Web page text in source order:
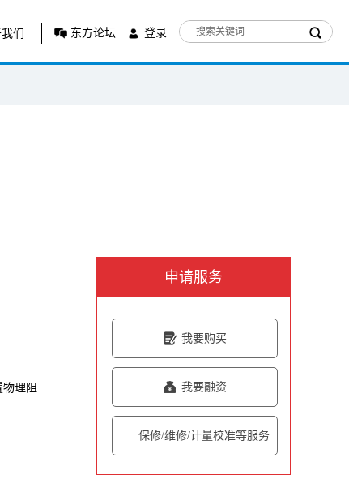
们 东方论坛 登录
理阻
申请服务
我要购买
我要融资
保修/维修/计量校准等服务